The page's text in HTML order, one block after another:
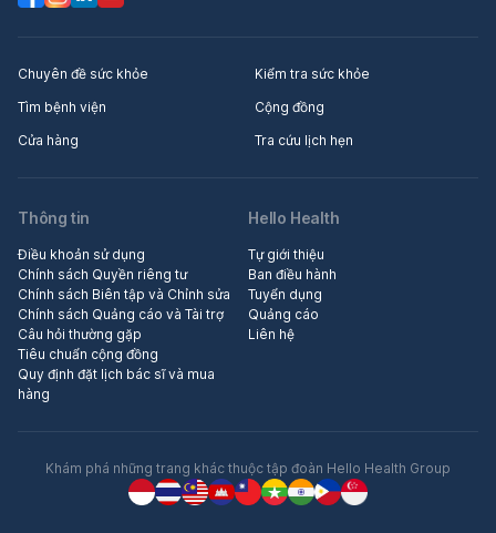
Chuyên đề sức khỏe
Kiểm tra sức khỏe
Tìm bệnh viện
Cộng đồng
Cửa hàng
Tra cứu lịch hẹn
Thông tin
Điều khoản sử dụng
Chính sách Quyền riêng tư
Chính sách Biên tập và Chỉnh sửa
Chính sách Quảng cáo và Tài trợ
Câu hỏi thường gặp
Tiêu chuẩn cộng đồng
Quy định đặt lịch bác sĩ và mua
hàng
Hello Health
Tự giới thiệu
Ban điều hành
Tuyển dụng
Quảng cáo
Liên hệ
Khám phá những trang khác thuộc tập đoàn Hello Health Group